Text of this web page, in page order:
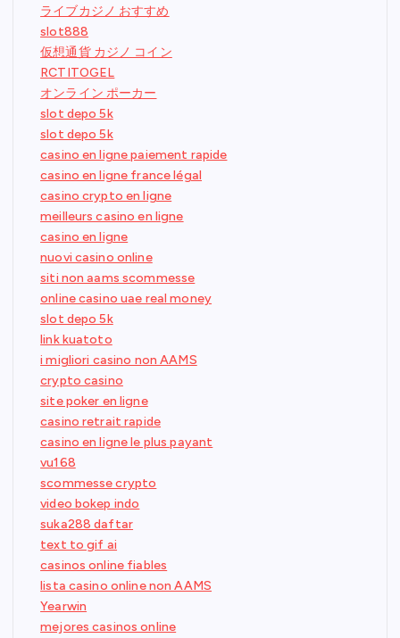
ライブカジノ おすすめ
slot888
仮想通貨 カジノ コイン
RCTITOGEL
オンライン ポーカー
slot depo 5k
slot depo 5k
casino en ligne paiement rapide
casino en ligne france légal
casino crypto en ligne
meilleurs casino en ligne
casino en ligne
nuovi casino online
siti non aams scommesse
online casino uae real money
slot depo 5k
link kuatoto
i migliori casino non AAMS
crypto casino
site poker en ligne
casino retrait rapide
casino en ligne le plus payant
vu168
scommesse crypto
video bokep indo
suka288 daftar
text to gif ai
casinos online fiables
lista casino online non AAMS
Yearwin
mejores casinos online